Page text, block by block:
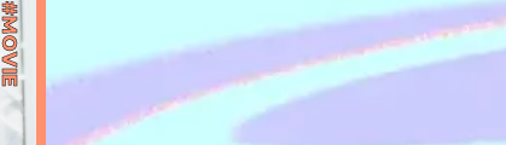
#MOVIE